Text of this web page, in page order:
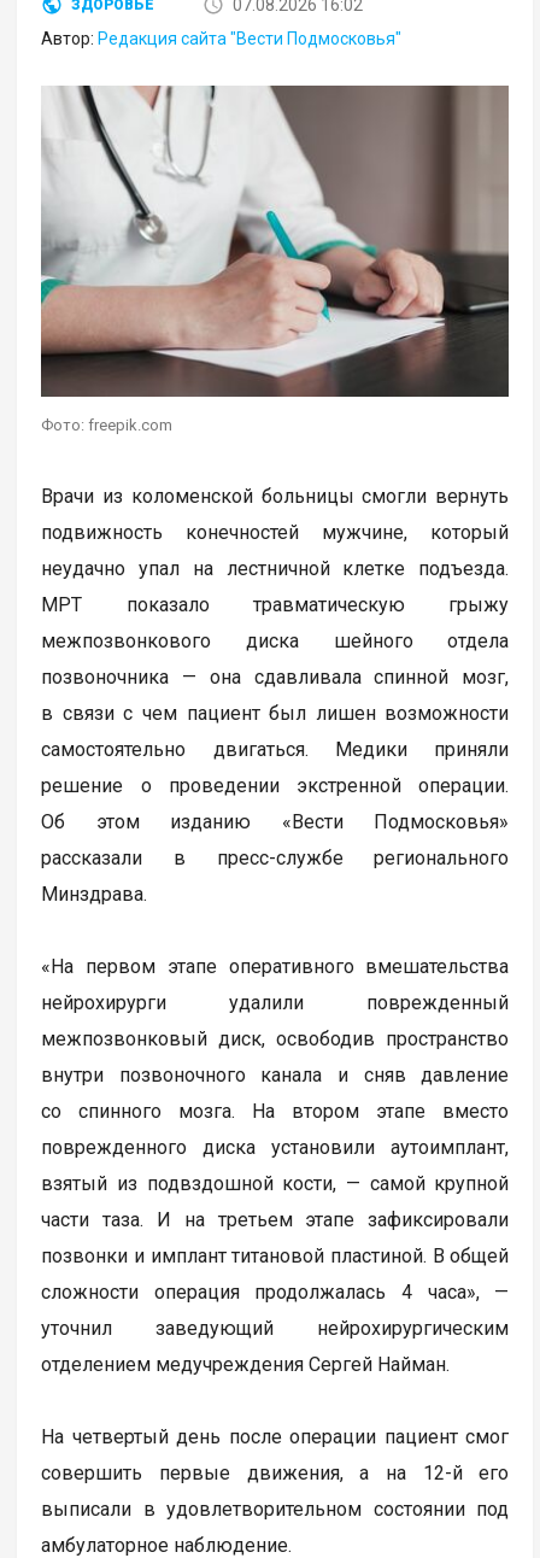
ЗДОРОВЬЕ
07.08.2026 16:02
Автор: Редакция сайта "Вести Подмосковья"
Фото: freepik.com
Врачи из коломенской больницы смогли вернуть
подвижность конечностей мужчине, который
неудачно упал на лестничной клетке подъезда.
МРТ показало травматическую грыжу
межпозвонкового диска шейного отдела
позвоночника — она сдавливала спинной мозг,
в связи с чем пациент был лишен возможности
самостоятельно двигаться. Медики приняли
решение о проведении экстренной операции.
Об этом изданию «Вести Подмосковья»
рассказали в пресс-службе регионального
Минздрава.
«На первом этапе оперативного вмешательства
нейрохирурги удалили поврежденный
межпозвонковый диск, освободив пространство
внутри позвоночного канала и сняв давление
со спинного мозга. На втором этапе вместо
поврежденного диска установили аутоимплант,
взятый из подвздошной кости, — самой крупной
части таза. И на третьем этапе зафиксировали
позвонки и имплант титановой пластиной. В общей
сложности операция продолжалась 4 часа», —
уточнил заведующий нейрохирургическим
отделением медучреждения Сергей Найман.
На четвертый день после операции пациент смог
совершить первые движения, а на 12-й его
выписали в удовлетворительном состоянии под
амбулаторное наблюдение.